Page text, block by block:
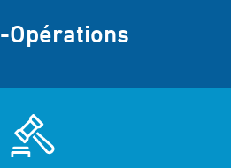
Opérations